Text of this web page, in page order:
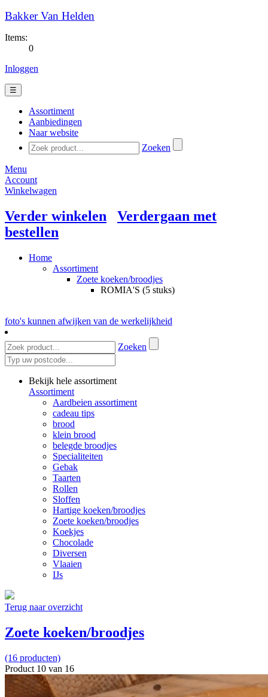
Bakker Van Helden
Items:
0
Inloggen
☰
Assortiment
Aanbiedingen
Naar website
Zoeken
Menu
Account
Winkelwagen
Verder winkelen
Verdergaan met
bestellen
Home
Assortiment
Zoete koeken/broodjes
ROMIA'S (5 stuks)
foto's kunnen afwijken van de werkelijkheid
Zoeken
Bekijk hele assortiment
Assortiment
Aardbeien assortiment
cadeau tips
brood
klein brood
belegde broodjes
Specialiteiten
Gebak
Taarten
Rollen
Sloffen
Hartige koeken/broodjes
Zoete koeken/broodjes
Koekjes
Chocolade
Diversen
Vlaaien
IJs
Terug naar overzicht
Zoete koeken/broodjes
(16 producten)
Product 10 van 16